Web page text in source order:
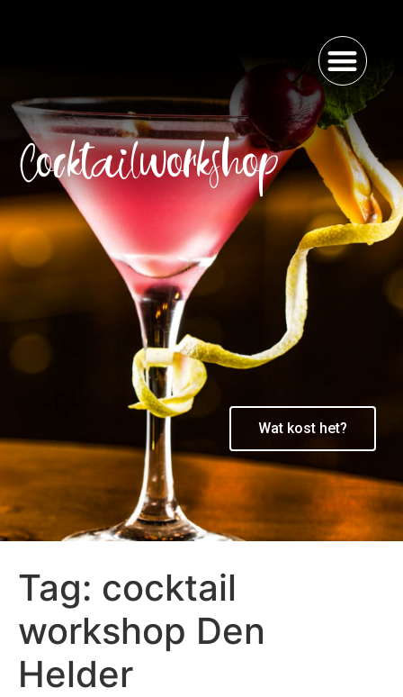
Cocktailworkshop
Wat kost het?
Tag: cocktail
workshop Den
Helder